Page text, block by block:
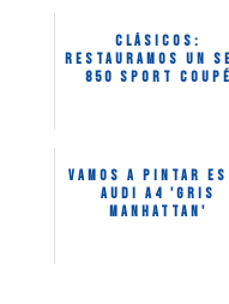
CLÁSICOS:
Restauramos un
850 Sport Coupé
Vamos a pintar
Audi A4 'Gris
Manhattan'